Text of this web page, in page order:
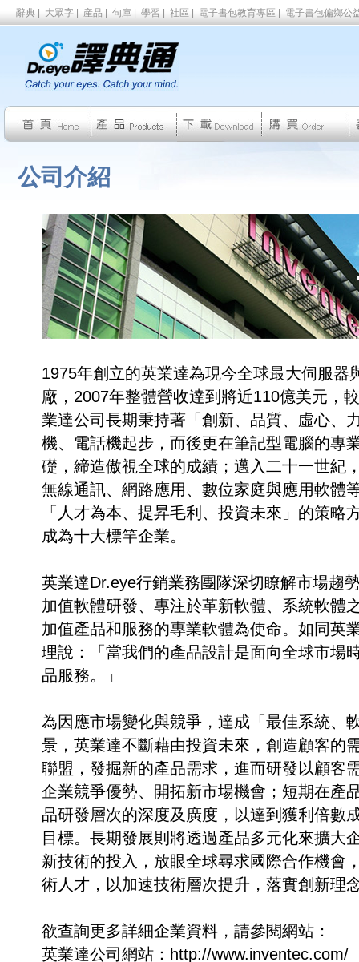
辭典 大眾字 産品 句庫 學習 社區 電子書包教育專區 電子書包偏鄉公
公司介紹
1975年創立的英業達為現今全球最大伺服器
廠，2007年整體營收達到將近110億美元，
業達公司長期秉持著「創新、品質、虛心、
機、電話機起步，而後更在筆記型電腦的專
礎，締造傲視全球的成績；邁入二十一世紀
無線通訊、網路應用、數位家庭與應用軟體
「人才為本、提昇毛利、投資未來」的策略
成為十大標竿企業。
英業達Dr.eye行銷業務團隊深切瞭解市場趨
加值軟體研發、專注於革新軟體、系統軟體
加值產品和服務的專業軟體為使命。如同英
理說：「當我們的產品設計是面向全球市場
品服務。」
為因應市場變化與競爭，達成「最佳系統、
景，英業達不斷藉由投資未來，創造顧客的
聯盟，發掘新的產品需求，進而研發以顧客
企業競爭優勢、開拓新市場機會；短期在產
品研發層次的深度及廣度，以達到獲利倍數
目標。長期發展則將透過產品多元化來擴大
新技術的投入，放眼全球尋求國際合作機會
術人才，以加速技術層次提升，落實創新理
欲查詢更多詳細企業資料，請參閱網站：
英業達公司網站：http://www.inventec.com/